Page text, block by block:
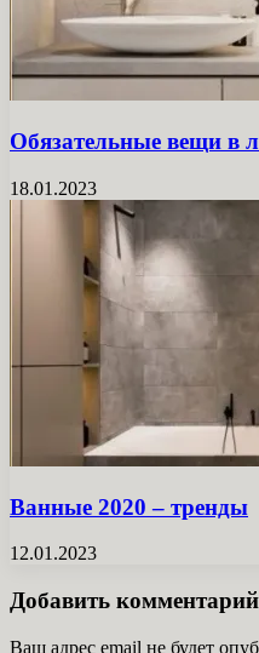
Обязательные вещи в
18.01.2023
Ванные 2020 – тренды
12.01.2023
Добавить комментарий
Ваш адрес email не будет